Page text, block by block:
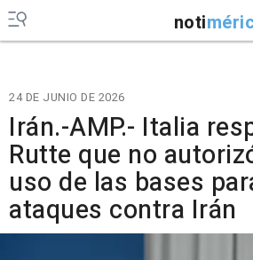
noti
24 DE JUNIO DE 2026
Irán.-AMP.- Italia
Rutte que no
uso de las bases
ataques contra Irán